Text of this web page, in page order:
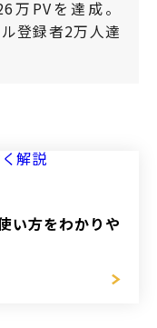
PVを達成。
登録者2万人達
い方をわかりや